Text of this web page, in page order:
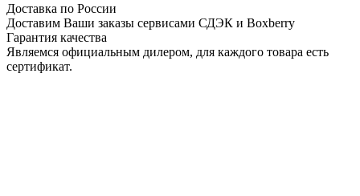
Доставка по России
Доставим Ваши заказы сервисами СДЭК и Boxberry
Гарантия качества
Являемся официальным дилером, для каждого товара есть
сертификат.